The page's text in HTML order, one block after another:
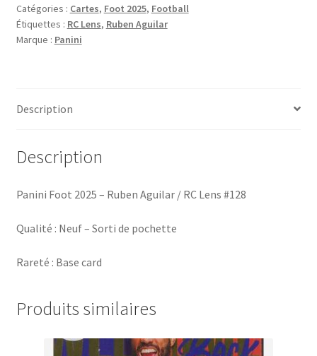
-
Ruben
Aguilar
#128
Catégories : Cartes, Foot 2025, Football
Étiquettes : RC Lens, Ruben Aguilar
Marque : Panini
Description
Description
Panini Foot 2025 – Ruben Aguilar / RC Lens #128
Qualité : Neuf – Sorti de pochette
Rareté : Base card
Produits similaires